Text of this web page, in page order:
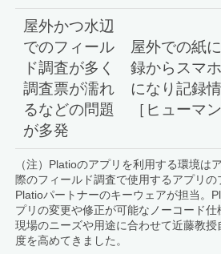
屋外かつ水辺
でのフィール
ド調査が多く
調査票が濡れ
るなどの問題
が多発
屋外での紙
録からスマ
になり記録
［ヒューマ
（注）Platioのアプリを利用する環境は
際のフィールド調査で使用するアプリの
Platioパートナーのキーウェアが担当。
プリの変更や修正が可能なノーコード
現場のニーズや用途に合わせて近藤教
度を高めてきました。